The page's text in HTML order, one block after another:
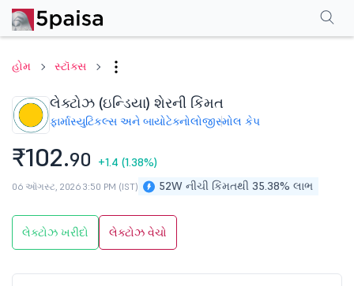
હોમ સ્ટૉક્સ
લેક્ટોઝ (ઇન્ડિયા) શેરની કિંમત
ફાર્માસ્યુટિકલ્સ અને બાયોટેક્નોલોજીસ્મોલ કેપ
₹102.90 +1.4 (1.38%)
52W નીચી કિંમતથી 35.38% લાભ
06 ઑગસ્ટ, 2026 3:50 PM (IST)
લેક્ટોઝ ખરીદો લેક્ટોઝ વેચો
પરફોર્મન્સફાઇનાન્શિયલ્સ વધુ